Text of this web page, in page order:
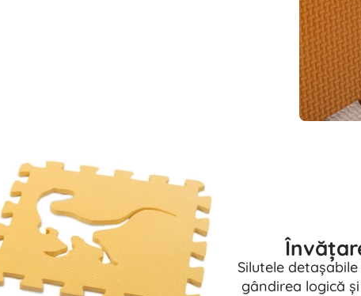
Silutele
gândirea logică